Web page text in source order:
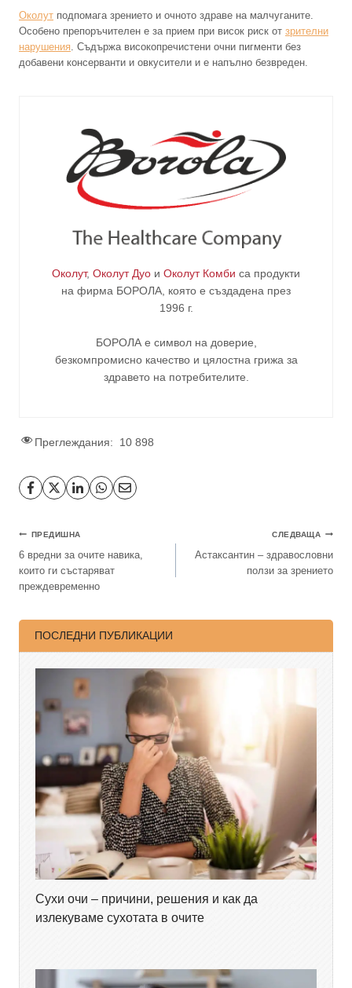
Околут подпомага зрението и очното здраве на малчуганите.
Особено препоръчителен е за прием при висок риск от зрителни
нарушения . Съдържа високопречистени очни пигменти без
добавени консерванти и овкусители и е напълно безвреден.
Околут, Околут Дуо и Околут Комби са продукти
на фирма БОРОЛА , която е създадена през
1996 г.
БОРОЛА е символ на доверие,
безкомпромисно качество и цялостна грижа за
здравето на потребителите
Преглеждания: 10 898
ПРЕДИШНА
6 вредни за очите навика,
които ги състаряват
преждевременно
СЛЕДВАЩА
Астаксантин – здравословни
ползи за зрението
ПОСЛЕДНИ ПУБЛИКАЦИИ
Сухи очи – причини, решения и как да
излекуваме сухотата в очите